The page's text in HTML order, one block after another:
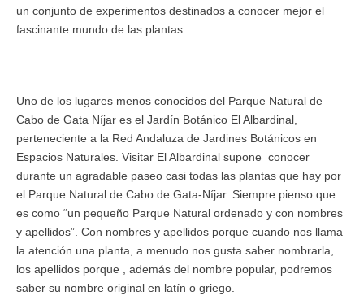
un conjunto de experimentos destinados a conocer mejor el
fascinante mundo de las plantas.
Uno de los lugares menos conocidos del Parque Natural de
Cabo de Gata Níjar es el Jardín Botánico El Albardinal,
perteneciente a la Red Andaluza de Jardines Botánicos en
Espacios Naturales. Visitar El Albardinal supone conocer
durante un agradable paseo casi todas las plantas que hay por
el Parque Natural de Cabo de Gata-Níjar. Siempre pienso que
es como “un pequeño Parque Natural ordenado y con nombres
y apellidos”. Con nombres y apellidos porque cuando nos llama
la atención una planta, a menudo nos gusta saber nombrarla,
los apellidos porque , además del nombre popular, podremos
saber su nombre original en latín o griego.